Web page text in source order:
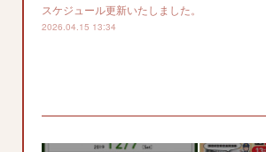
スケジュール更新いたしました。
2026.04.15 13:34